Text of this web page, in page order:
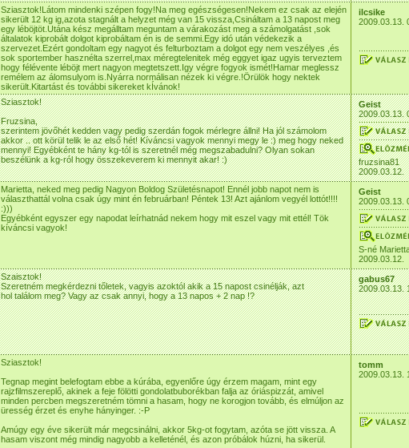
Sziasztok!Látom mindenki szépen fogy!Na meg egészségesen!Nekem ez csak az elején
sikerült 12 kg ig,azota stagnált a helyzet még van 15 vissza,Csináltam a 13 napost meg
egy léböjtöt.Utána kész megálltam meguntam a várakozást meg a számolgatást ,sok
általatok kiprobált dolgot kiprobáltam én is de semmi.Egy idó után védekezik a
szervezet.Ezért gondoltam egy nagyot és felturboztam a dolgot egy nem veszélyes ,és
sok sportember hasznélta szerrel,max méregtelenitek még eggyet igaz ugyis terveztem
hogy félévente léböjt mert nagyon megtetszett.Igy végre fogyok ismét!Hamar meglessz
remélem az álomsulyom is.Nyárra normálisan nézek ki végre.!Örülök hogy nektek
sikerült.Kitartást és további sikereket kÍvánok!
ilcsike
2009.03.13.
Sziasztok!
Fruzsina,
szerintem jövőhét kedden vagy pedig szerdán fogok mérlegre állni! Ha jól számolom
akkor .. ott körül telik le az első hét! Kíváncsi vagyok mennyi megy le :) meg hogy neked
mennyi! Egyébként te hány kg-tól is szeretnél még megszabadulni? Olyan sokan
beszélünk a kg-ról hogy összekeverem ki mennyit akar! :)
Geist
2009.03.13.
fruzsina81
2009.03.12.
Marietta, neked meg pedig Nagyon Boldog Születésnapot! Ennél jobb napot nem is
választhattál volna csak úgy mint én februárban! Péntek 13! Azt ajánlom vegyél lottót!!!!
:)))
Egyébként egyszer egy napodat leírhatnád nekem hogy mit eszel vagy mit ettél! Tök
kíváncsi vagyok!
Geist
2009.03.13.
S-né
2009.03.12.
Szaisztok!
Szeretném megkérdezni tőletek, vagyis azoktól akik a 15 napost csinélják, azt
hol találom meg? Vagy az csak annyi, hogy a 13 napos + 2 nap !?
gabus67
2009.03.13.
Sziasztok!
Tegnap megint belefogtam ebbe a kúrába, egyenlőre úgy érzem magam, mint egy
rajzfilmszereplő, akinek a feje fölötti gondolatbuborékban falja az óriáspizzát, amivel
minden percben megszeretném tömni a hasam, hogy ne korogjon tovább, és elmúljon az
üresség érzet és enyhe hányinger. :-P
Amúgy egy éve sikerült már megcsinálni, akkor 5kg-ot fogytam, azóta se jött vissza. A
hasam viszont még mindig nagyobb a kelleténél, és azon próbálok húzni, ha sikerül.
tomm
2009.03.13.